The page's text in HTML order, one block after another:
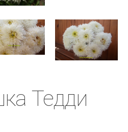
Тедди